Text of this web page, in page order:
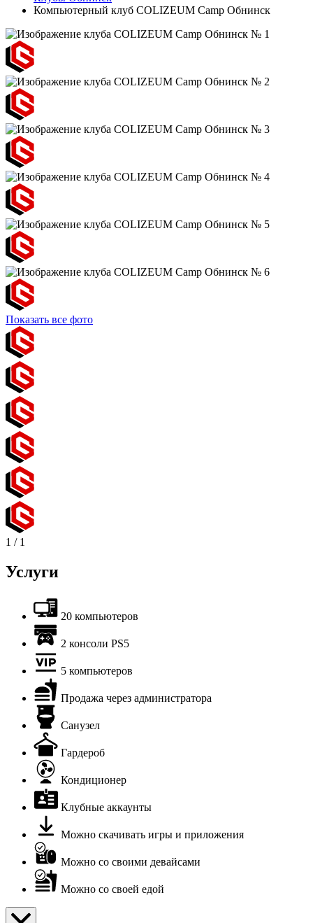
Компьютерный клуб COLIZEUM Camp Обнинск
Показать все фото
1 / 1
Услуги
20 компьютеров
2 консоли PS5
5 компьютеров
Продажа через администратора
Санузел
Гардероб
Кондиционер
Клубные аккаунты
Можно скачивать игры и приложения
Можно со своими девайсами
Можно со своей едой